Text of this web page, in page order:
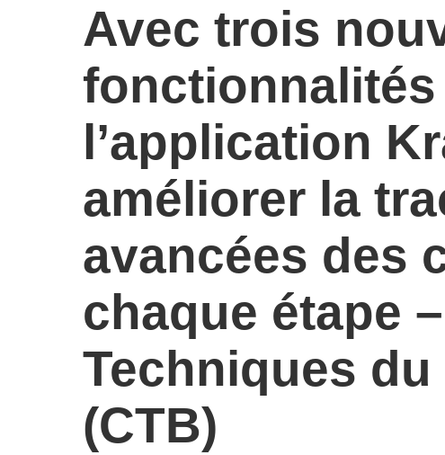
Avec trois
fonctionnalités
l’application
améliorer la
avancées des
chaque étape
Techniques
(CTB)